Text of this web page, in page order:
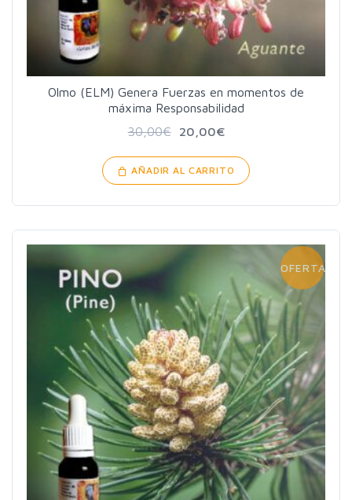
Olmo (ELM) Genera Fuerzas en momentos de
máxima Responsabilidad
30,00€ 20,00€
AÑADIR AL CARRITO
OFERTA!